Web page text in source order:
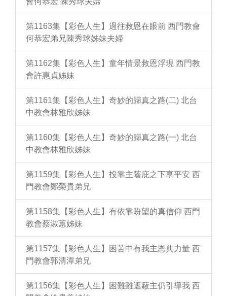
第1163集【彩色人生】過往救恩在眼前 西門教會
何恭宏弟兄陳秀球姊妹夫婦
第1162集【彩色人生】童年情景救恩浮現 西門教
會許惠貞姊妹
第1161集【彩色人生】奇妙的歸真之路(二) 北台
中教會林雅欣姊妹
第1160集【彩色人生】奇妙的歸真之路(一) 北台
中教會林雅欣姊妹
第1159集【彩色人生】投靠主蔭庇之下享平安 西
門教會鄭榮貴弟兄
第1158集【彩色人生】有依靠盼望的真信仰 西門
教會蔡淑蕙姊妹
第1157集【彩色人生】困苦中有我主恩典力量 西
門教會郭清潭弟兄
第1156集【彩色人生】困難雖遮蔽主仍引導我 西